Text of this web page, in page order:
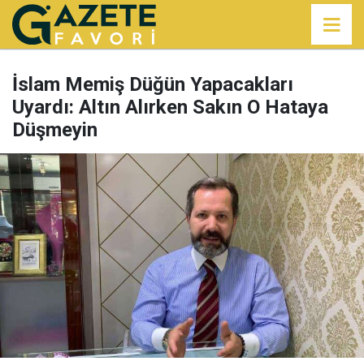
İslam Memiş Düğün Yapacakları
Uyardı: Altın Alırken Sakın O Hataya
Düşmeyin